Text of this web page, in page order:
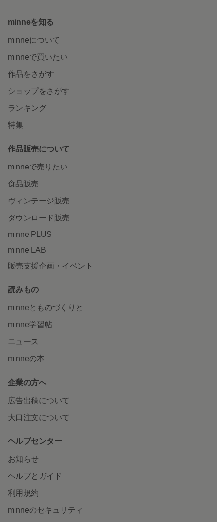
minneを知る
minneについて
minneで買いたい
作品をさがす
ショップをさがす
ランキング
特集
作品販売について
minneで売りたい
食品販売
ヴィンテージ販売
ダウンロード販売
minne PLUS
minne LAB
販売支援企画・イベント
読みもの
minneとものづくりと
minne学習帖
ニュース
minneの本
企業の方へ
広告出稿について
大口注文について
ヘルプセンター
お知らせ
ヘルプとガイド
利用規約
minneのセキュリティ